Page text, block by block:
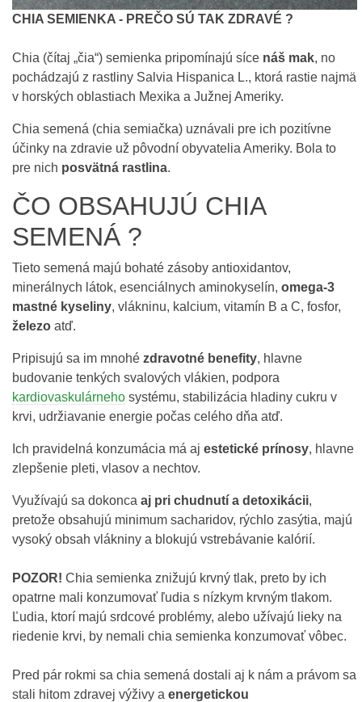
CHIA SEMIENKA - PREČO SÚ TAK ZDRAVÉ ?
Chia (čítaj „čia“) semienka pripomínajú síce náš mak, no
pochádzajú z rastliny Salvia Hispanica L., ktorá rastie najmä
v horských oblastiach Mexika a Južnej Ameriky.
Chia semená (chia semiačka) uznávali pre ich pozitívne
účinky na zdravie už pôvodní obyvatelia Ameriky. Bola to
pre nich posvätná rastlina.
ČO OBSAHUJÚ CHIA
SEMENÁ ?
Tieto semená majú bohaté zásoby antioxidantov,
minerálnych látok, esenciálnych aminokyselín, omega-3
mastné kyseliny, vlákninu, kalcium, vitamín B a C, fosfor,
železo atď.
Pripisujú sa im mnohé zdravotné benefity, hlavne
budovanie tenkých svalových vlákien, podpora
kardiovaskulárneho systému, stabilizácia hladiny cukru v
krvi, udržiavanie energie počas celého dňa atď.
Ich pravidelná konzumácia má aj estetické prínosy, hlavne
zlepšenie pleti, vlasov a nechtov.
Využívajú sa dokonca aj pri chudnutí a detoxikácii,
pretože obsahujú minimum sacharidov, rýchlo zasýtia, majú
vysoký obsah vlákniny a blokujú vstrebávanie kalórií.
POZOR! Chia semienka znižujú krvný tlak, preto by ich
opatrne mali konzumovať ľudia s nízkym krvným tlakom.
Ľudia, ktorí majú srdcové problémy, alebo užívajú lieky na
riedenie krvi, by nemali chia semienka konzumovať vôbec.
Pred pár rokmi sa chia semená dostali aj k nám a právom sa
stali hitom zdravej výživy a energetickou